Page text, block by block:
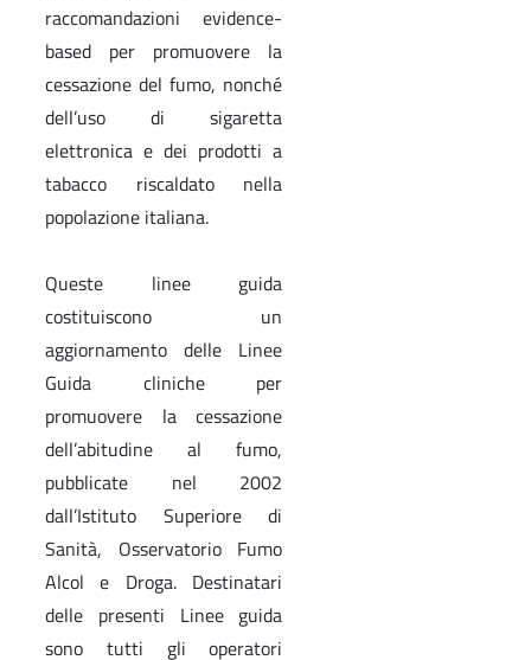
raccomandazioni evidence-
based per promuovere la
cessazione del fumo, nonché
dell’uso di sigaretta
elettronica e dei prodotti a
tabacco riscaldato nella
popolazione italiana.
Queste linee guida
costituiscono un
aggiornamento delle Linee
Guida cliniche per
promuovere la cessazione
dell’abitudine al fumo,
pubblicate nel 2002
dall’Istituto Superiore di
Sanità, Osservatorio Fumo
Alcol e Droga. Destinatari
delle presenti Linee guida
sono tutti gli operatori